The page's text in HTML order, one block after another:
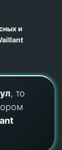
и
, то